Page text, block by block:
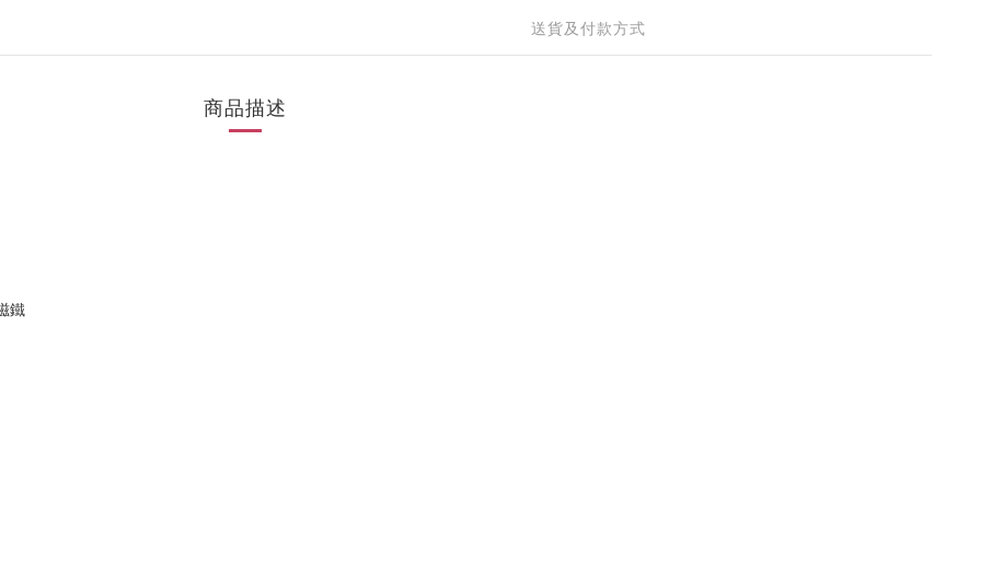
送貨及付款方式
商品描述
鐵